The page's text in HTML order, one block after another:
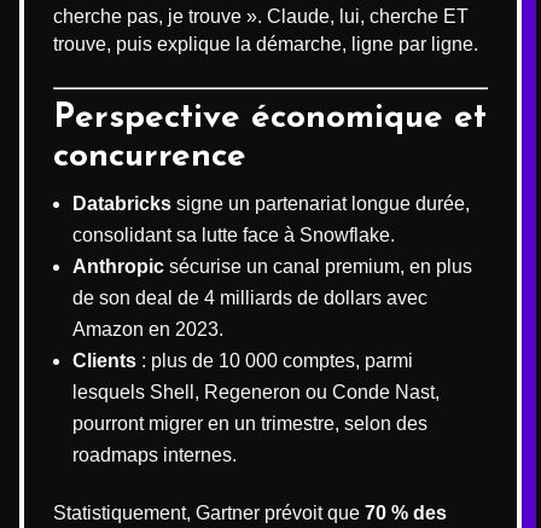
cherche pas, je trouve ». Claude, lui, cherche ET
trouve, puis explique la démarche, ligne par ligne.
Perspective économique et
concurrence
Databricks signe un partenariat longue durée,
consolidant sa lutte face à Snowflake.
Anthropic sécurise un canal premium, en plus
de son deal de 4 milliards de dollars avec
Amazon en 2023.
Clients : plus de 10 000 comptes, parmi
lesquels Shell, Regeneron ou Conde Nast,
pourront migrer en un trimestre, selon des
roadmaps internes.
Statistiquement, Gartner prévoit que 70 % des